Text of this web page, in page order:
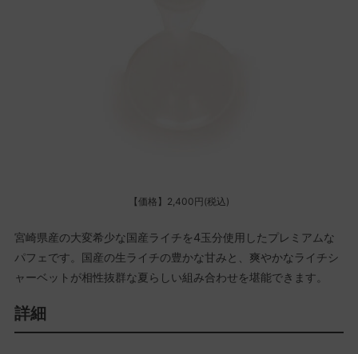
【価格】2,400円(税込)
宮崎県産の大変希少な国産ライチを4玉分使用したプレミアムな
パフェです。国産の生ライチの豊かな甘みと、爽やかなライチシ
ャーベットが相性抜群な夏らしい組み合わせを堪能できます。
詳細